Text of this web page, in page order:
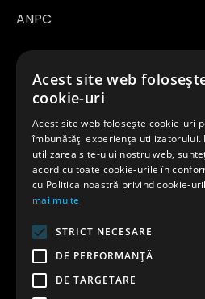
ANPC
Newsletter
Fiți la curent cu noutățile și
la newsletter-ul nostru
Am citit şi sunt de acord cu Politica
Acest site web
cookie-uri
Acest site web folosește cookie-uri
îmbunătăți experiența utilizatorului.
utilizarea site-ului nostru web,
acord cu toate cookie-urile în
cu Politica noastră privind cookie-
mai multe
STRICT NECESARE
DE PERFORMANȚĂ
DE TARGETARE